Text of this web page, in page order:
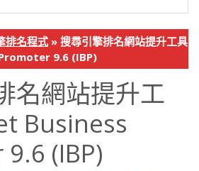
排名程式 » 搜尋引擎排名網站提升工具
9.6 (IBP)
名網站提升工
Business
(IBP)